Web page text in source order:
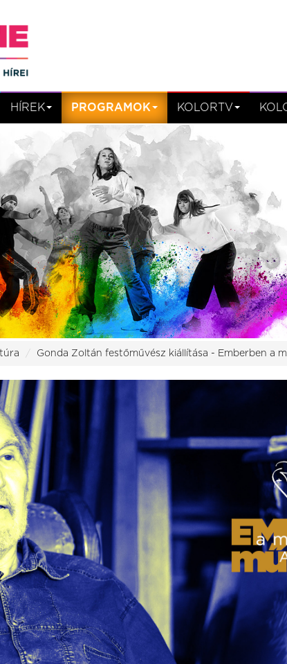
HÍREK PROGRAMOK KOLORTV
Gonda Zoltán festőművész kiállítása - Emberben a